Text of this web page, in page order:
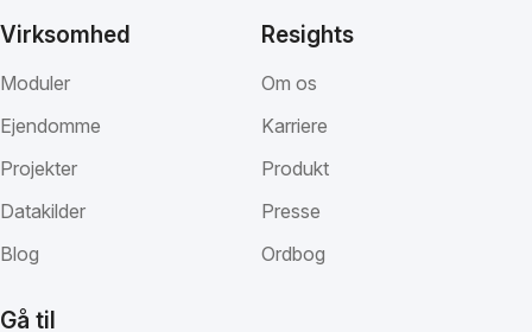
Virksomhed
Moduler
Ejendomme
Projekter
Datakilder
Blog
Resights
Om os
Karriere
Produkt
Presse
Ordbog
Gå til